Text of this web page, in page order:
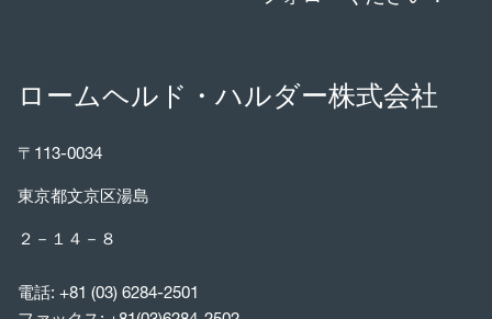
ロームヘルド・ハルダー株式会社
〒113-0034
東京都文京区湯島
２－１４－８
電話: +81 (03) 6284-2501